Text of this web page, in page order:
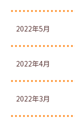
2022年5月
2022年4月
2022年3月